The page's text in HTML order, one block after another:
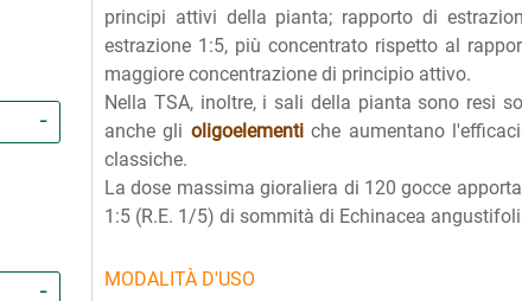
principi attivi della pianta; rapporto di
estrazione 1:5, più concentrato rispetto al
maggiore concentrazione di principio attivo.
Nella TSA, inoltre, i sali della pianta sono resi
anche gli oligoelementiche aumentano
classiche.
La dose massima gioraliera di 120 gocce
1:5 (R.E. 1/5) di sommità di Echinacea
MODALITÀ D'USO